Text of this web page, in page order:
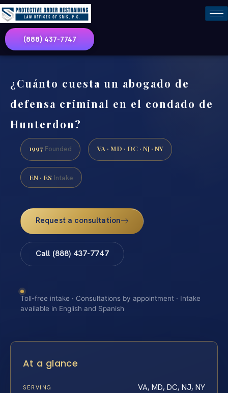
(888) 437-7747
¿Cuánto cuesta un abogado de
defensa criminal en el condado de
Hunterdon?
1997 Founded VA · MD · DC · NJ · NY
EN · ES Intake
Request a consultation
Call (888) 437-7747
Toll-free intake · Consultations by appointment · Intake
available in English and Spanish
At a glance
SERVING VA, MD, DC, NJ, NY